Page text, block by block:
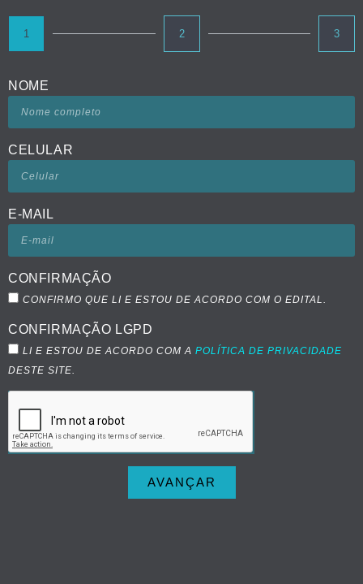
1 2 3
NOME
CELULAR
E-MAIL
CONFIRMAÇÃO
CONFIRMO QUE LI E ESTOU DE ACORDO COM O EDITAL.
CONFIRMAÇÃO LGPD
LI E ESTOU DE ACORDO COM A POLÍTICA DE PRIVACIDADE
DESTE SITE.
AVANÇAR